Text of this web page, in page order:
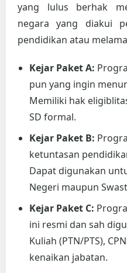
yang lulus berhak
negara yang diakui
pendidikan atau
Kejar Paket A:
pun yang ingin
Memiliki hak
SD formal.
Kejar Paket B:
ketuntasan
Dapat digunakan
Negeri maupun
Kejar Paket C:
ini resmi dan sah
Kuliah (PTN/PTS),
kenaikan jabatan.